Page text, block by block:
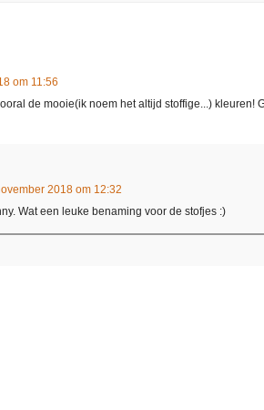
om 11:56
de mooie(ik noem het altijd stoffige...) kleuren!
2018 om 12:32
Wat een leuke benaming voor de stofjes :)